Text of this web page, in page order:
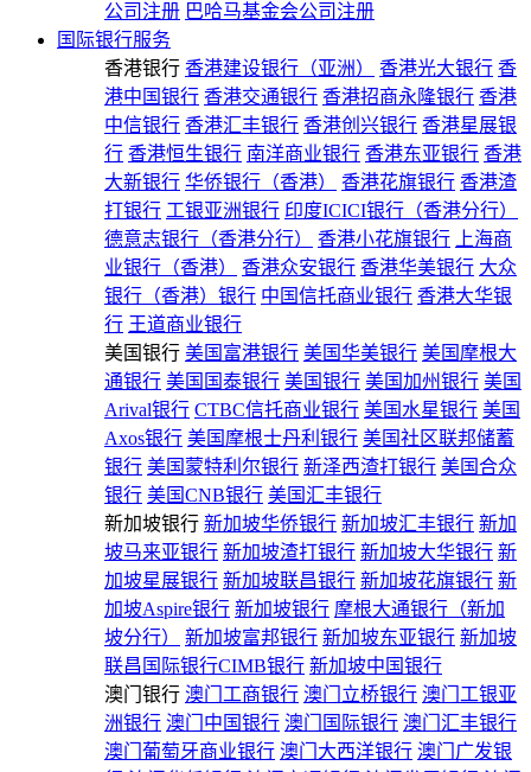
公司注册 巴哈马基金会公司注册
国际银行服务
香港银行 香港建设银行（亚洲） 香港光大银行 香
港中国银行 香港交通银行 香港招商永隆银行 香港
中信银行 香港汇丰银行 香港创兴银行 香港星展银
行 香港恒生银行 南洋商业银行 香港东亚银行 香港
大新银行 华侨银行（香港） 香港花旗银行 香港渣
打银行 工银亚洲银行 印度ICICI银行（香港分行）
德意志银行（香港分行）
香港小花旗银行
上海商
业银行（香港）
香港众安银行 香港华美银行 大众
银行（香港）银行 中国信托商业银行 香港大华银
行 王道商业银行
美国银行 美国富港银行 美国华美银行 美国摩根大
通银行 美国国泰银行 美国银行 美国加州银行 美国
Arival银行 CTBC信托商业银行 美国水星银行 美国
Axos银行 美国摩根士丹利银行 美国社区联邦储蓄
银行 美国蒙特利尔银行 新泽西渣打银行 美国合众
银行 美国CNB银行 美国汇丰银行
新加坡银行 新加坡华侨银行 新加坡汇丰银行 新加
坡马来亚银行 新加坡渣打银行 新加坡大华银行 新
加坡星展银行 新加坡联昌银行 新加坡花旗银行 新
加坡Aspire银行 新加坡银行 摩根大通银行（新加
坡分行）
新加坡富邦银行 新加坡东亚银行 新加坡
联昌国际银行CIMB银行 新加坡中国银行
澳门银行 澳门工商银行 澳门立桥银行 澳门工银亚
洲银行 澳门中国银行 澳门国际银行 澳门汇丰银行
澳门葡萄牙商业银行 澳门大西洋银行 澳门广发银